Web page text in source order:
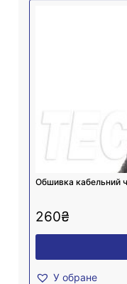
Обшивка кабельний
260₴
У обране